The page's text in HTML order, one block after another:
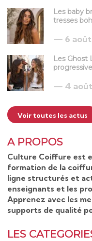
Les baby
tresses
6
Les Ghost
4
Voir toutes les actus
A PROPOS
Culture Coiffure est
formation de la
ligne structurés et
enseignants et les
Apprenez avec les
supports de qualité
LES